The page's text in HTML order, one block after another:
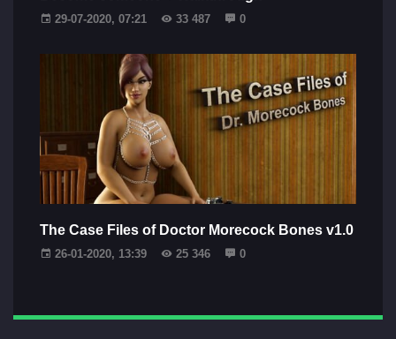
29-07-2020, 07:21 33 487 0
The Case Files of Doctor Morecock Bones v1.0
26-01-2020, 13:39 25 346 0